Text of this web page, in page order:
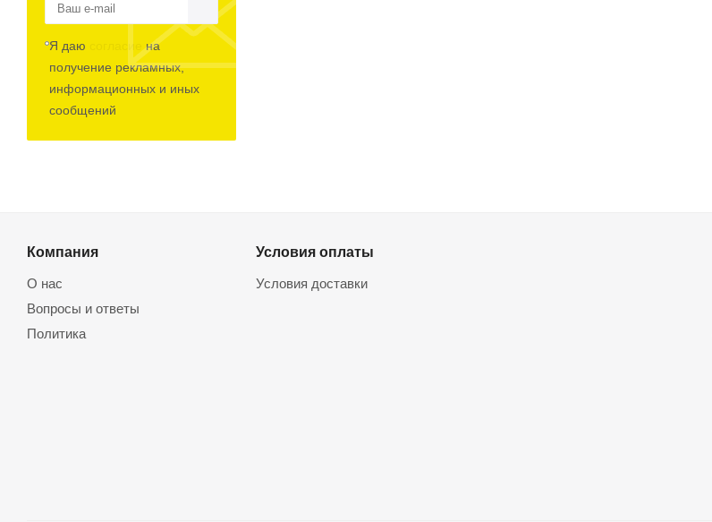
Я даю
на
получение рекламных,
информационных и иных
сообщений
Компания
О нас
Вопросы и ответы
Политика
Условия оплаты
Условия доставки